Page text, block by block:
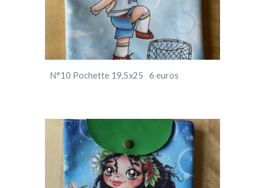
N°10 Pochette 19,5x25 6 euros